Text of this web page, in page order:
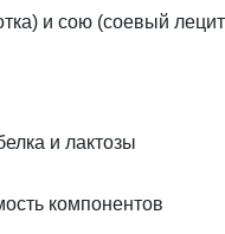
и сою (соевый
и лактозы
компонентов